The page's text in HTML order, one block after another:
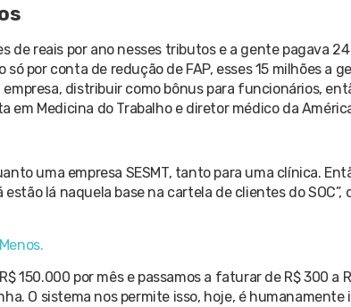
de reais por ano nesses tributos e a gente pagava
por conta de redução de FAP, esses 15 milhões a
distribuir como bônus para funcionários,
em Medicina do Trabalho e diretor médico da
uma empresa SESMT, tanto para uma clínica.
lá naquela base na cartela de clientes do SOC”,
por mês e passamos a faturar de R$ 300 a
O sistema nos permite isso, hoje, é humanamente